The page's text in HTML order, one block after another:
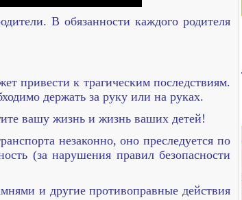
В обязанности каждого родителя
привести к трагическим последствиям.
держать за руку или на руках.
вашу жизнь и жизнь ваших детей!
незаконно, оно преследуется по
(за нарушения правил безопасности
и другие противоправные действия